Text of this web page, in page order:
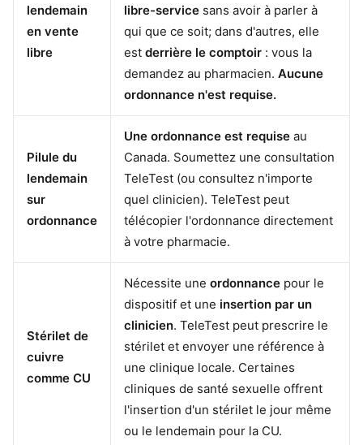
lendemain
en vente
libre
libre-service sans avoir à parler à
qui que ce soit; dans d'autres, elle
est derrière le comptoir : vous la
demandez au pharmacien. Aucune
ordonnance n'est requise.
Pilule du
lendemain
sur
ordonnance
Une ordonnance est requise au
Canada. Soumettez une consultation
TeleTest (ou consultez n'importe
quel clinicien). TeleTest peut
télécopier l'ordonnance directement
à votre pharmacie.
Stérilet de
cuivre
comme CU
Nécessite une ordonnance pour le
dispositif et une insertion par un
clinicien. TeleTest peut prescrire le
stérilet et envoyer une référence à
une clinique locale. Certaines
cliniques de santé sexuelle offrent
l'insertion d'un stérilet le jour même
ou le lendemain pour la CU.